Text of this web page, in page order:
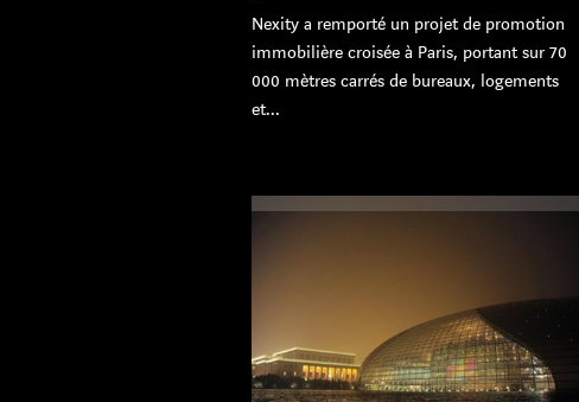
Nexity a remporté un projet de promotion
immobilière croisée à Paris, portant sur 70
000 mètres carrés de bureaux, logements
et...